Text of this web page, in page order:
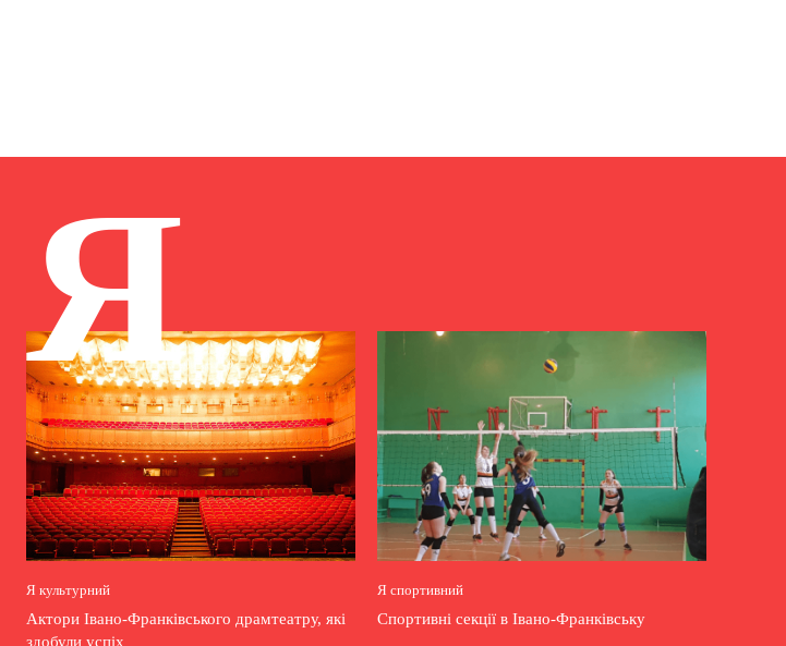
Я
Я культурний
Актори Івано-Франківського драмтеатру, які
здобули успіх
Я спортивний
Спортивні секції в Івано-Франківську